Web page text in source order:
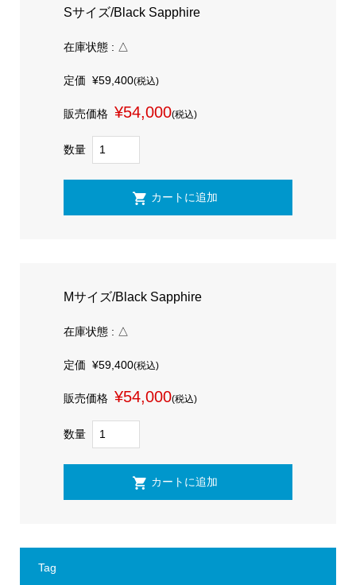
Sサイズ/Black Sapphire
在庫状態 : △
定価 ¥59,400(税込)
販売価格 ¥54,000(税込)
数量
Mサイズ/Black Sapphire
在庫状態 : △
定価 ¥59,400(税込)
販売価格 ¥54,000(税込)
数量
Tag